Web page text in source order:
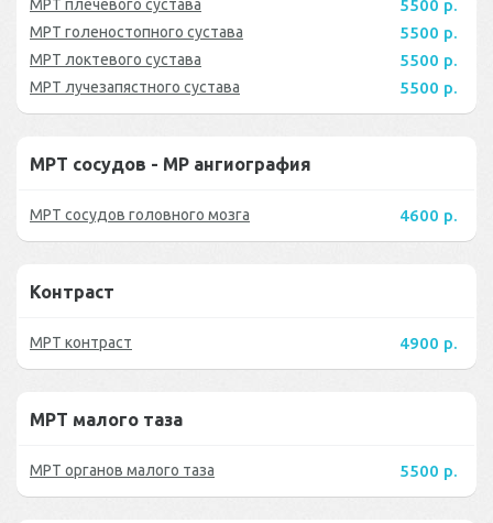
МРТ плечевого сустава 5500 р.
МРТ голеностопного сустава 5500 р.
МРТ локтевого сустава 5500 р.
МРТ лучезапястного сустава 5500 р.
МРТ сосудов - МР ангиография
МРТ сосудов головного мозга 4600 р.
Контраст
МРТ контраст 4900 р.
МРТ малого таза
МРТ органов малого таза 5500 р.